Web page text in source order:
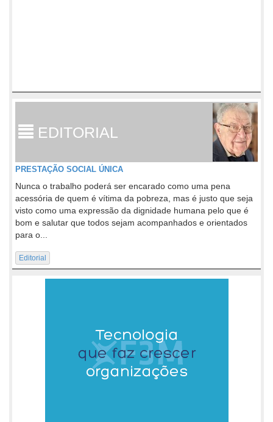
EDITORIAL
PRESTAÇÃO SOCIAL ÚNICA
Nunca o trabalho poderá ser encarado como uma pena
acessória de quem é vítima da pobreza, mas é justo que seja
visto como uma expressão da dignidade humana pelo que é
bom e salutar que todos sejam acompanhados e orientados
para o...
Editorial